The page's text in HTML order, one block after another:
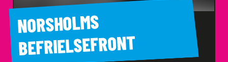
NORSHOLMS
BEFRIELSEFRONT